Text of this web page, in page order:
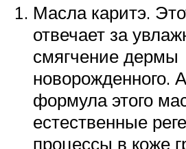
Масла каритэ.
отвечает за
смягчение дермы
новорожденного.
формула этого
естественные
процессы в коже